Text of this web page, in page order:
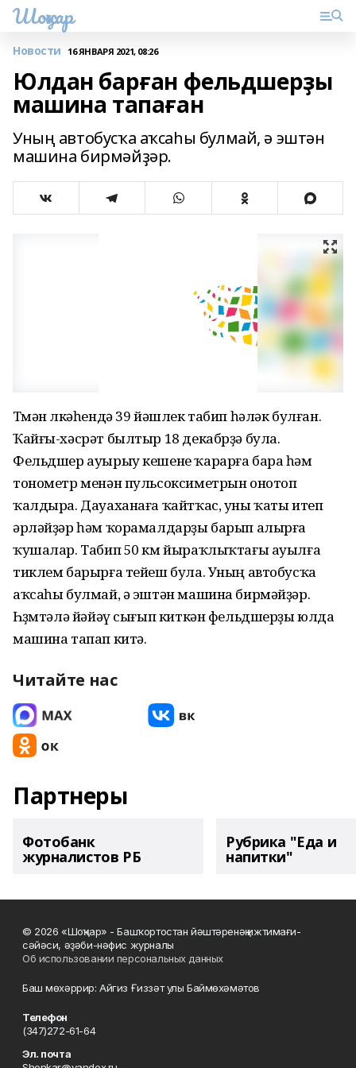
Шоңҡар
Новости 16 ЯНВАРЯ 2021, 08:26
Юлдан барған фельдшерҙы
машина тапаған
Уның автобусҡа аҡсаһы булмай, ә эштән
машина бирмәйҙәр.
Төмән өлкәһендә 39 йәшлек табип һәләк булған.
Ҡайғы-хәсрәт былтыр 18 декабрҙә була.
Фельдшер ауырыу кешене ҡарарға бара һәм
тонометр менән пульсоксиметрын онотоп
ҡалдыра. Дауаханаға ҡайтҡас, уны ҡаты итеп
әрләйҙәр һәм ҡорамалдарҙы барып алырға
ҡушалар. Табип 50 км йыраҡлыҡтағы ауылға
тиклем барырға тейеш була. Уның автобусҡа
аҡсаһы булмай, ә эштән машина бирмәйҙәр.
Һөҙөмтәлә йәйәү сығып киткән фельдшерҙы юлда
машина тапап китә.
Читайте нас
Партнеры
Фотобанк
журналистов РБ
Рубрика "Еда и
напитки"
© 2026 «Шоңҡар» - Башҡортостан йәштәренәң ижтимағи-
сәйәси, әҙәби-нәфис журналы
Об использовании персональных данных
Баш мөхәррир: Айгиз Ғиззәт улы Баймөхәмәтов
Телефон
(347)272-61-64
Эл. почта